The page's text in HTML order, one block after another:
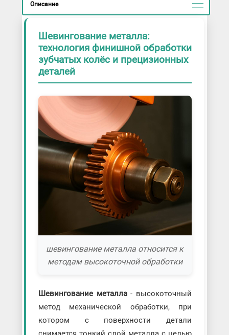
Описание
Шевингование металла:
технология финишной обработки
зубчатых колёс и прецизионных
деталей
шевингование металла относится к
методам высокоточной обработки
Шевингование металла- высокоточный
метод механической обработки, при
котором с поверхности детали